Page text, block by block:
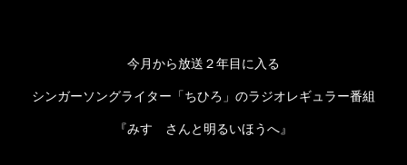
今月から放送２年目に入る
シンガーソングライター「ちひろ」のラジオレギュラー番組
『みすゞさんと明るいほうへ』